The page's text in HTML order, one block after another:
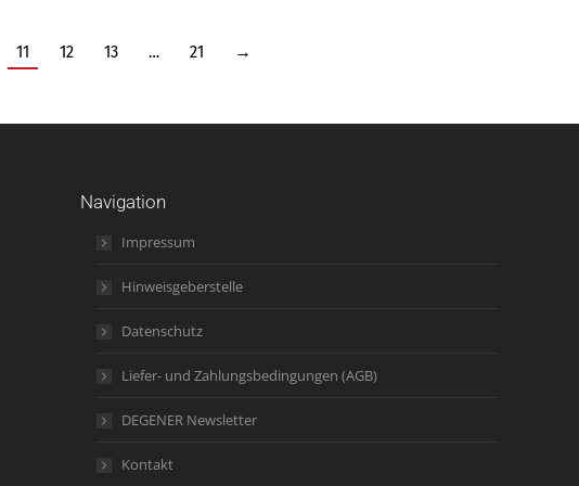
11 12 13 … 21 →
Navigation
Impressum
Hinweisgeberstelle
Datenschutz
Liefer- und Zahlungsbedingungen (AGB)
DEGENER Newsletter
Kontakt